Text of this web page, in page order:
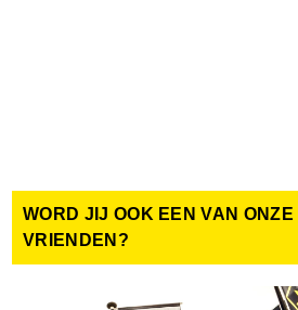
WORD JIJ OOK EEN VAN
VRIENDEN?